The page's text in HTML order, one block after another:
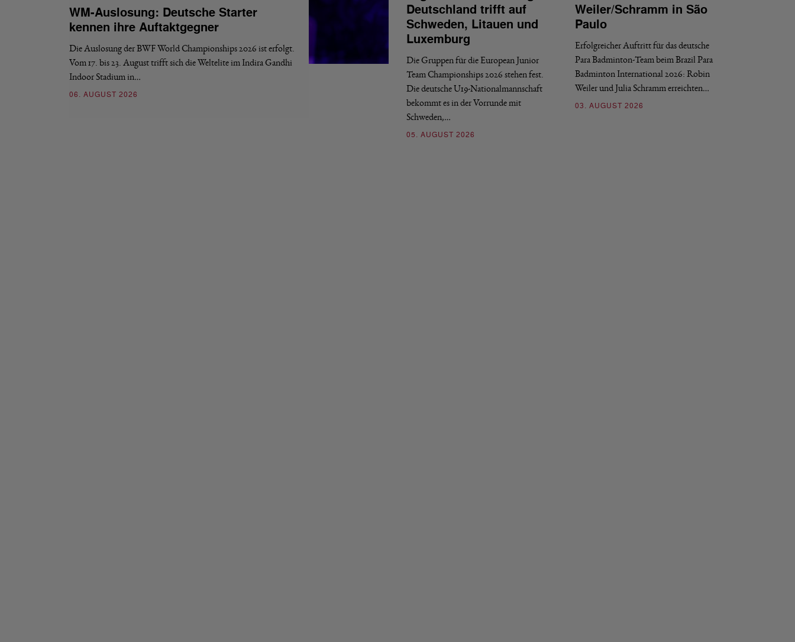
WM-Auslosung: Deutsche Starter
kennen ihre Auftaktgegner
Die Auslosung der BWF World Championships 2026 ist erfolgt.
Vom 17. bis 23. August trifft sich die Weltelite im Indira Gandhi
Indoor Stadium in…
06. AUGUST 2026
Deutschland trifft auf
Schweden, Litauen und
Luxemburg
Die Gruppen für die European Junior
Team Championships 2026 stehen fest.
Die deutsche U19-Nationalmannschaft
bekommt es in der Vorrunde mit
Schweden,…
05. AUGUST 2026
Weiler/Schramm in São
Paulo
Erfolgreicher Auftritt für das deutsche
Para Badminton-Team beim Brazil Para
Badminton International 2026: Robin
Weiler und Julia Schramm erreichten…
03. AUGUST 2026